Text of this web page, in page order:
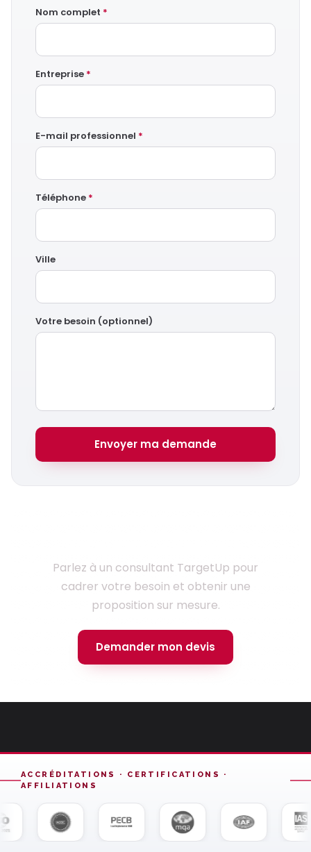
Nom complet *
Entreprise *
E-mail professionnel *
Téléphone *
Ville
Votre besoin (optionnel)
Envoyer ma demande
Parlez à un consultant TargetUp pour
cadrer votre besoin et obtenir une
proposition sur mesure.
Demander mon devis
ACCRÉDITATIONS · CERTIFICATIONS ·
AFFILIATIONS